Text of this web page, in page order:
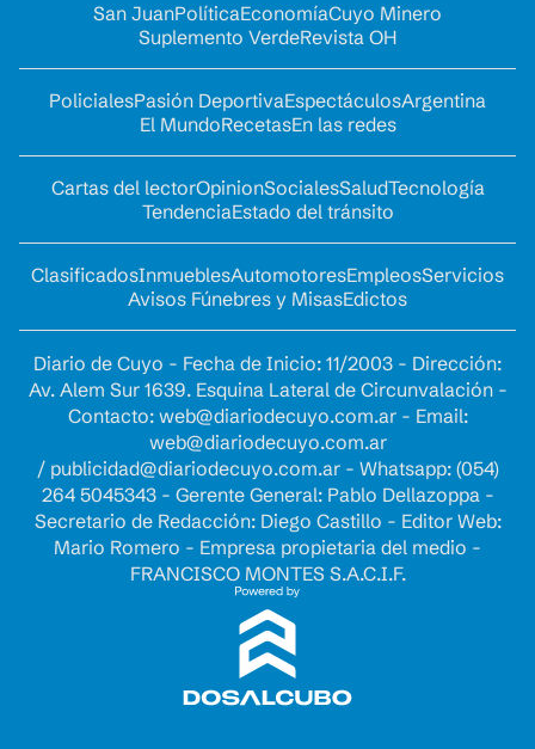
San JuanPolíticaEconomíaCuyo Minero
Suplemento VerdeRevista OH
PolicialesPasión DeportivaEspectáculosArgentina
El MundoRecetasEn las redes
Cartas del lectorOpinionSocialesSaludTecnología
TendenciaEstado del tránsito
ClasificadosInmueblesAutomotoresEmpleosServicios
Avisos Fúnebres y MisasEdictos
Diario de Cuyo - Fecha de Inicio: 11/2003 - Dirección:
Av. Alem Sur 1639. Esquina Lateral de Circunvalación -
Contacto: web@diariodecuyo.com.ar- Email:
web@diariodecuyo.com.ar
/ publicidad@diariodecuyo.com.ar- Whatsapp: (054)
264 5045343 - Gerente General: Pablo Dellazoppa -
Secretario de Redacción: Diego Castillo - Editor Web:
Mario Romero - Empresa propietaria del medio -
FRANCISCO MONTES S.A.C.I.F.